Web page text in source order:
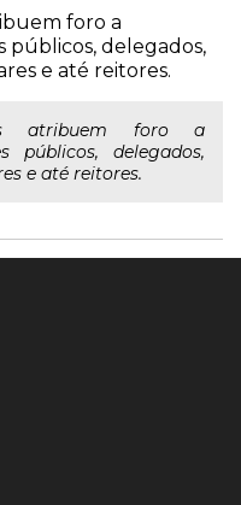
foro a
públicos, delegados,
e até reitores.
atribuem foro a
públicos, delegados,
e até reitores.